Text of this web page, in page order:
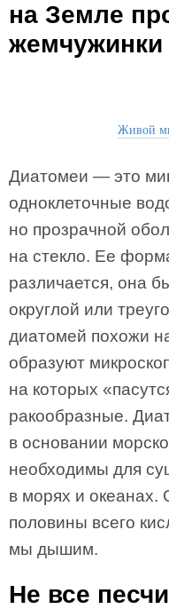
на Земле
жемчужинки
Живой
Диатомеи — это
одноклеточные
но прозрачной
на стекло. Ее
различается, она
округлой или
диатомей похожи
образуют
на которых
ракообразные.
в основании
необходимы для
в морях и океанах.
половины всего
мы дышим.
Не все